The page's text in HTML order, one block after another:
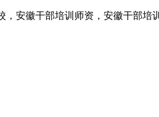
安徽干部培训师资，安徽干部培